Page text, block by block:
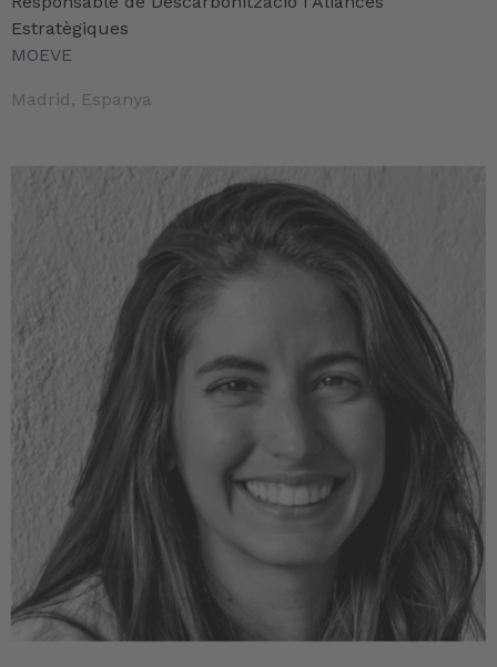
Estratègiques
MOEVE
Madrid, Espanya